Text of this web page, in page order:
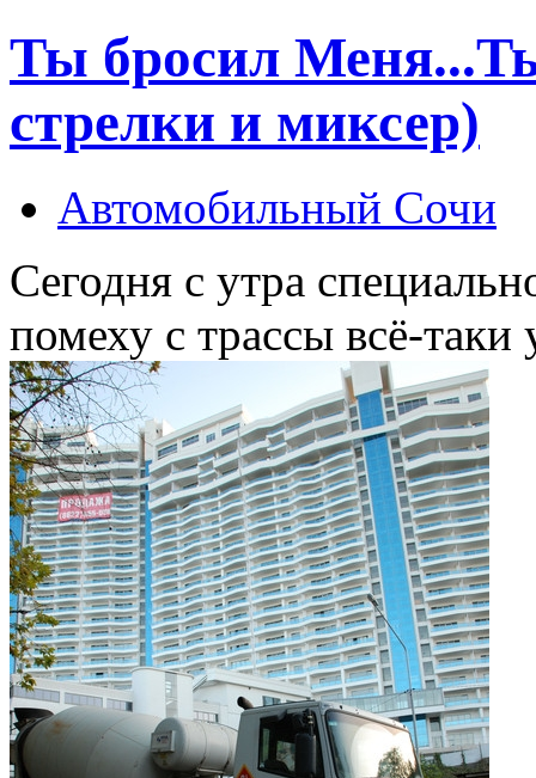
Ты бросил
стрелки и миксер)
Автомобильный Сочи
Сегодня с утра
помеху с трассы всё-